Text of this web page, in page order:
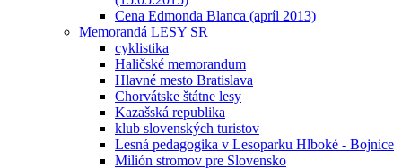
Cena Edmonda Blanca (apríl 2013)
Memorandá LESY SR
cyklistika
Haličské memorandum
Hlavné mesto Bratislava
Chorvátske štátne lesy
Kazašská republika
klub slovenských turistov
Lesná pedagogika v Lesoparku Hlboké - Bojnice
Milión stromov pre Slovensko